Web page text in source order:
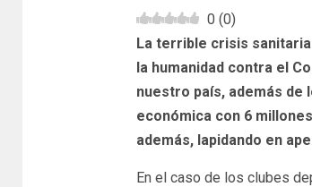
0 (0)
La terrible crisis
la humanidad contra el
nuestro país, además de
económica con 6
además, lapidando en
En el caso de los clubes